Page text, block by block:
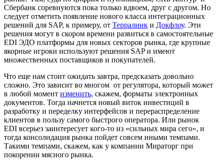
Сбербанк соревнуются пока только вдвоем, друг с другом. Но
следует отметить появление нового класса интеграционных
решений для SAP, к примеру, от Терралинк и Докфлоу. Эти
решения могут в скором времени развиться в самостоятельные
EDI ЭДО платформы для новых секторов рынка, где крупные
якорные игроки используют решения SAP и имеют
множественных поставщиков и покупателей.
Что еще нам стоит ожидать завтра, предсказать довольно
сложно. Это зависит во многом от регулятора, который может
в любой момент изменить, скажем, форматы электронных
документов. Тогда начнется новый виток инвестиций в
разработку и переделку интерфейсов и перераспределение
клиентов в пользу самого быстрого оператора. Или рынок
EDI всерьез заинтересует кого-то из «сильных мира сего», и
тогда консолидация рынка пойдет совсем иными темпами.
Такими темпами, скажем, как у компании Мираторг при
покорении мясного рынка.